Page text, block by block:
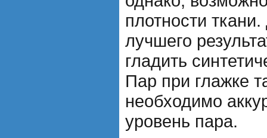
плотности
лучшего
гладить
Пар при глажке
необходимо
уровень пара.